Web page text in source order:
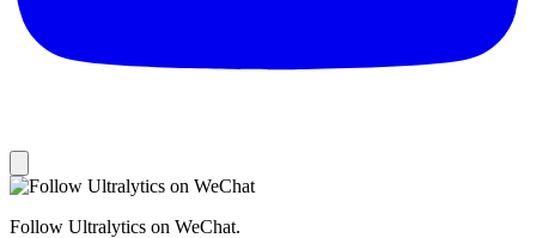
Follow Ultralytics on WeChat.